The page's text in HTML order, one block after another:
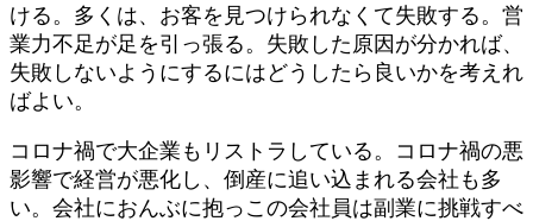
ける。多くは、お客を見つけられなくて失敗する。営
業力不足が足を引っ張る。失敗した原因が分かれば、
失敗しないようにするにはどうしたら良いかを考えれ
ばよい。
コロナ禍で大企業もリストラしている。コロナ禍の悪
影響で経営が悪化し、倒産に追い込まれる会社も多
い。会社におんぶに抱っこの会社員は副業に挑戦すべ